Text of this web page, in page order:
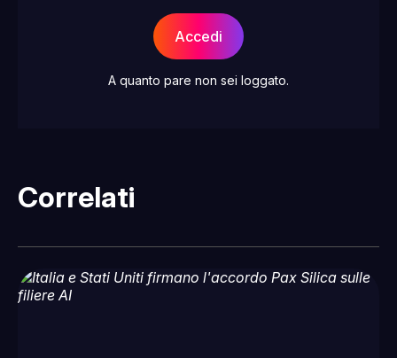
Accedi
A quanto pare non sei loggato.
Correlati